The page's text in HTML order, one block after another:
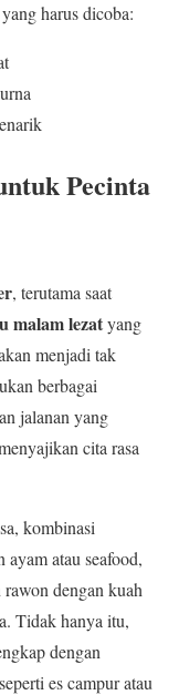
harus dicoba:
Pecinta
, terutama saat
malam lezatyang
menjadi tak
berbagai
jalanan yang
cita rasa
kombinasi
ayam atau seafood,
dengan kuah
Tidak hanya itu,
dengan
es campur atau